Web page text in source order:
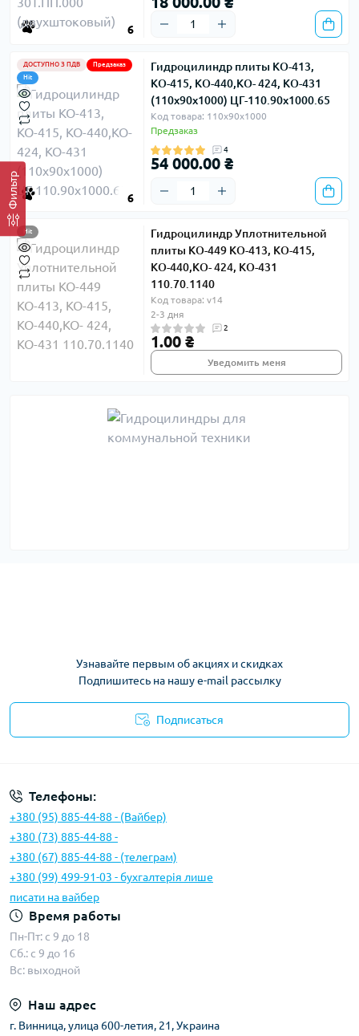
Фильтр
6
ДОСТУПНО З ПДВ
Предзаказ
Hit
6
Гидроцилиндр плиты КО-413,
КО-415, КО-440,КО- 424, КО-431
(110х90х1000) ЦГ-110.90х1000.65
Код товара: 110х90х1000
Предзаказ
4
54 000.00 ₴
Hit
Гидроцилиндр Уплотнительной
плиты КО-449 КО-413, КО-415,
КО-440,КО- 424, КО-431
110.70.1140
Код товара: v14
2-3 дня
2
1.00 ₴
Уведомить меня
Узнавайте первым об акциях и скидках
Подпишитесь на нашу e-mail рассылку
Подписаться
Телефоны:
+380 (95) 885-44-88 - (Вайбер)
+380 (73) 885-44-88 -
+380 (67) 885-44-88 - (телеграм)
+380 (99) 499-91-03 - бухгалтерія лише
писати на вайбер
Время работы
Пн-Пт: с 9 до 18
Сб.: с 9 до 16
Вс: выходной
Наш адрес
г. Винница, улица 600-летия, 21, Украина